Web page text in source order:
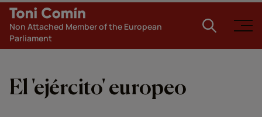
Non Attached Member of the European
Parliament
El 'ejército' europeo